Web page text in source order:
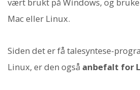
vært brukt på Windows, og bruke
Mac eller Linux.
Siden det er få talesyntese-
Linux, er den også anbefalt for